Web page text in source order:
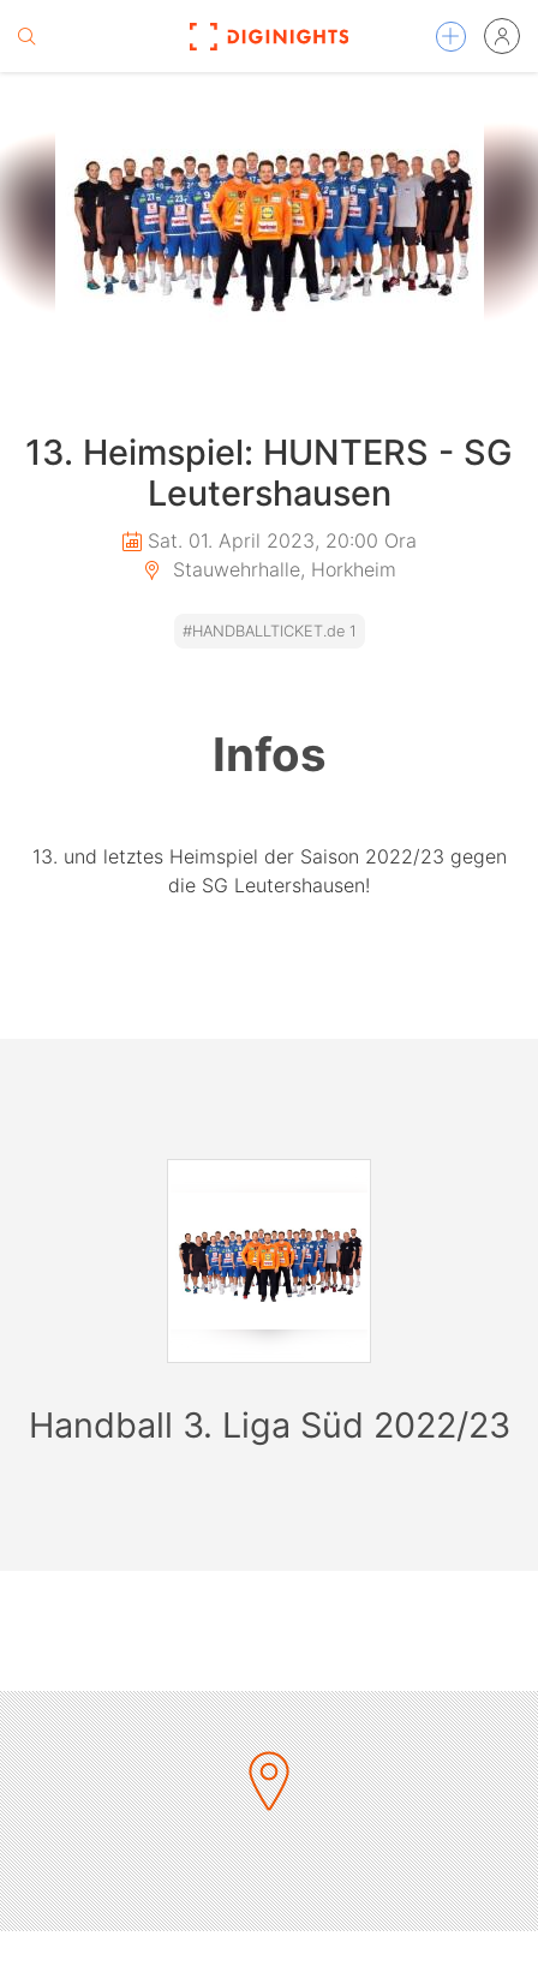
13. Heimspiel: HUNTERS - SG
Leutershausen
Sat. 01. April 2023, 20:00 Ora
Stauwehrhalle, Horkheim
#HANDBALLTICKET.de 1
Infos
13. und letztes Heimspiel der Saison 2022/23 gegen
die SG Leutershausen!
Handball 3. Liga Süd 2022/23